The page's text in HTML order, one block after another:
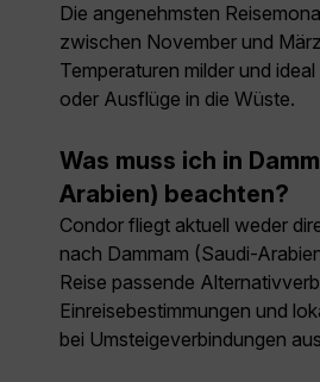
Die angenehmsten
zwischen November und
Temperaturen milder und
oder Ausflüge in die Wüste.
Was muss ich in
Arabien) beachten?
Condor fliegt aktuell weder
nach Dammam (Saudi-
Reise passende
Einreisebestimmungen und
bei Umsteigeverbindungen